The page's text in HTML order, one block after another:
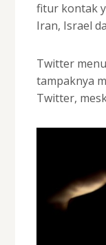
fitur kontak
Iran, Israel
Twitter
tampaknya
Twitter,